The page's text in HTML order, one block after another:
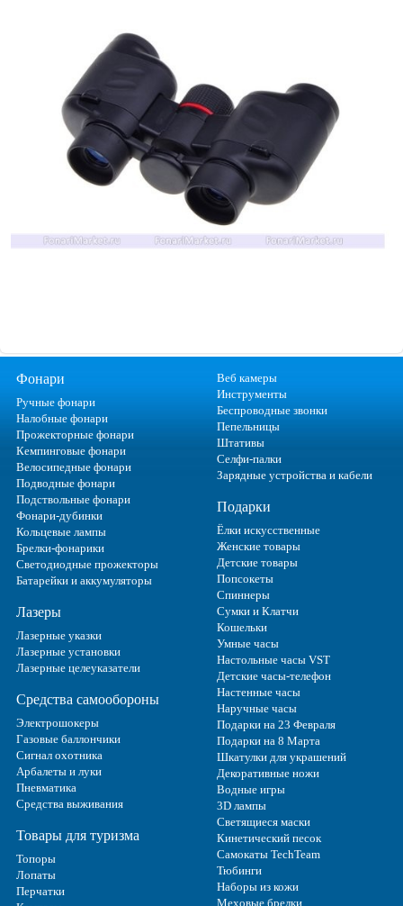
Фонари
Ручные фонари
Налобные фонари
Прожекторные фонари
Кемпинговые фонари
Велосипедные фонари
Подводные фонари
Подствольные фонари
Фонари-дубинки
Кольцевые лампы
Брелки-фонарики
Светодиодные прожекторы
Батарейки и аккумуляторы
Лазеры
Лазерные указки
Лазерные установки
Лазерные целеуказатели
Средства самообороны
Электрошокеры
Газовые баллончики
Сигнал охотника
Арбалеты и луки
Пневматика
Средства выживания
Товары для туризма
Топоры
Лопаты
Перчатки
Веб камеры
Инструменты
Беспроводные звонки
Пепельницы
Штативы
Селфи-палки
Зарядные устройства и кабели
Подарки
Ёлки искусственные
Женские товары
Детские товары
Попсокеты
Спиннеры
Сумки и Клатчи
Кошельки
Умные часы
Настольные часы VST
Детские часы-телефон
Настенные часы
Наручные часы
Подарки на 23 Февраля
Подарки на 8 Марта
Шкатулки для украшений
Декоративные ножи
Водные игры
3D лампы
Светящиеся маски
Кинетический песок
Самокаты TechTeam
Тюбинги
Наборы из кожи
Меховые брелки